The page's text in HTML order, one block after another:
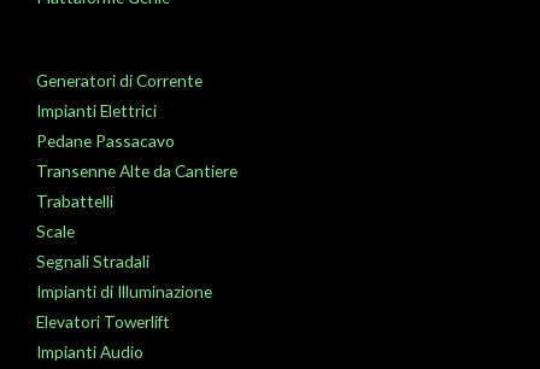
Generatori di Corrente
Impianti Elettrici
Pedane Passacavo
Transenne Alte da Cantiere
Trabattelli
Scale
Segnali Stradali
Impianti di Illuminazione
Elevatori Towerlift
Impianti Audio